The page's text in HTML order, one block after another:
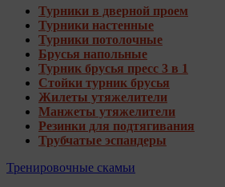
Турники в дверной проем
Турники настенные
Турники потолочные
Брусья напольные
Турник брусья пресс 3 в 1
Стойки турник брусья
Жилеты утяжелители
Манжеты утяжелители
Резинки для подтягивания
Трубчатые эспандеры
Тренировочные скамьи